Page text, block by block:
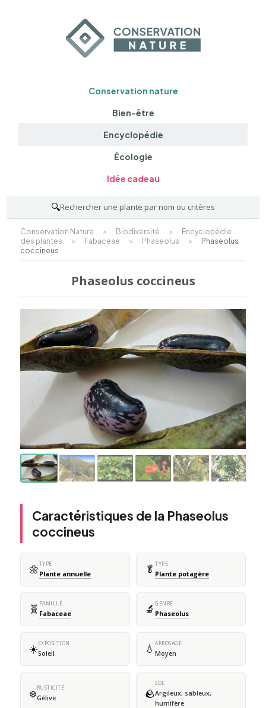
Conservation nature
Bien-être
Encyclopédie
Écologie
Idée cadeau
🔍Rechercher une plante par nom ou critères
Conservation Nature > Biodiversité >
Encyclopédie
des plantes
> Fabaceae > Phaseolus >
Phaseolus
coccineus
Phaseolus coccineus
Caractéristiques de la Phaseolus
coccineus
🌼TYPE
Plante annuelle 🥬 TYPE
Plante potagère
🧬 FAMILLE
Fabaceae 🔬 GENRE
Phaseolus
☀️EXPOSITION
Soleil 💧 ARROSAGE
Moyen
❄️RUSTICITÉ
Gélive 🪨
SOL
Argileux, sableux,
humifère